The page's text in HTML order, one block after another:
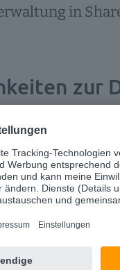
in
zur
Anwender
auf